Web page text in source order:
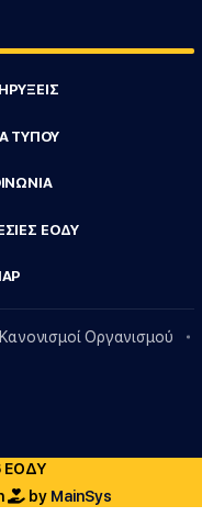
ΤΥΠΟΥ
ΕΟΔΥ
Κανονισμοί Οργανισμού
ΕΟΔΥ
by MainSys